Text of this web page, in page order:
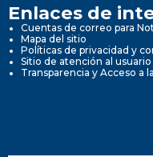
Enlaces de
Cuentas de correo para
Mapa del sitio
Políticas de privacidad y
Sitio de atención al usuario
Transparencia y Acceso a